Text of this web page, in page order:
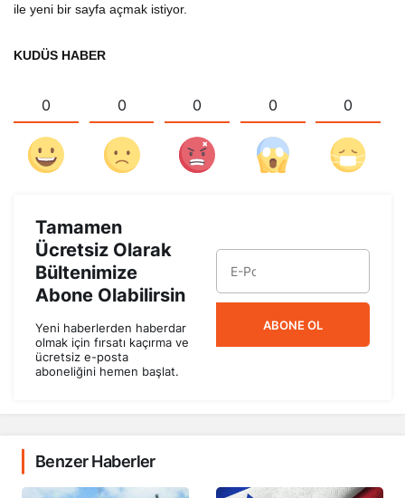
ile yeni bir sayfa açmak istiyor.
KUDÜS HABER
0 0 0 0 0
Tamamen
Ücretsiz Olarak
Bültenimize
Abone Olabilirsin
Yeni haberlerden haberdar
olmak için fırsatı kaçırma ve
ücretsiz e-posta
aboneliğini hemen başlat.
ABONE OL
Benzer Haberler